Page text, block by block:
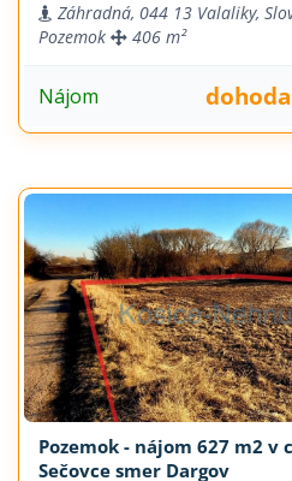
Záhradná, 044 13 Valaliky,
Pozemok
406 m²
Nájom dohoda
Pozemok - nájom 627 m2
Sečovce smer Dargov